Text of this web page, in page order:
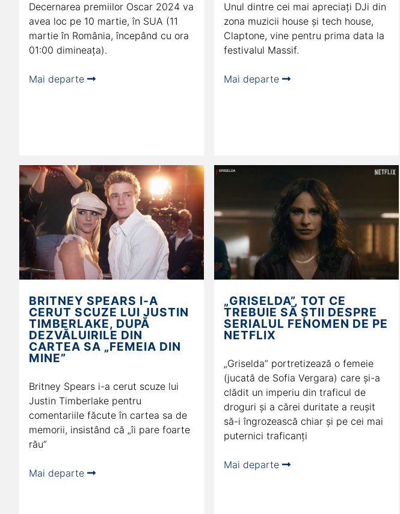
Decernarea premiilor Oscar 2024 va
avea loc pe 10 martie, în SUA (11
martie în România, începând cu ora
01:00 dimineața).
Mai departe
Unul dintre cei mai apreciați DJi din
zona muzicii house și tech house,
Claptone, vine pentru prima data la
festivalul Massif.
Mai departe
BRITNEY SPEARS I-A
CERUT SCUZE LUI JUSTIN
TIMBERLAKE, DUPĂ
DEZVĂLUIRILE DIN
CARTEA SA „FEMEIA DIN
MINE”
Britney Spears i-a cerut scuze lui
Justin Timberlake pentru
comentariile făcute în cartea sa de
memorii, insistând că „îi pare foarte
rău”
Mai departe
„GRISELDA”, TOT CE
TREBUIE SĂ ȘTII DESPRE
SERIALUL FENOMEN DE PE
NETFLIX
„Griselda” portretizează o femeie
(jucată de Sofia Vergara) care și-a
clădit un imperiu din traficul de
droguri și a cărei duritate a reușit
să-i îngrozească chiar și pe cei mai
puternici traficanți
Mai departe